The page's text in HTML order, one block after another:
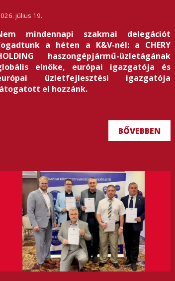
július 19.
mindennapi szakmai delegációt
a héten a K&V-nél: a CHERY
haszongépjármű-üzletágának
elnöke, európai igazgatója és
üzletfejlesztési igazgatója
el hozzánk.
BŐVEBBEN